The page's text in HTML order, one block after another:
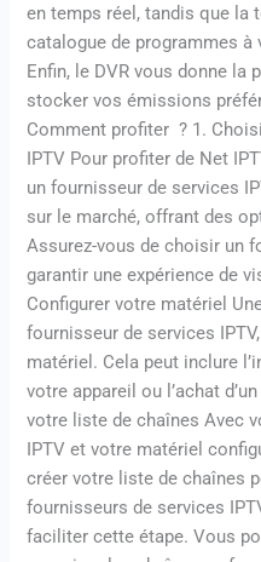
en temps réel, tandis que la
catalogue de programmes à
Enfin, le DVR vous donne la
stocker vos émissions
Comment profiter ? 1.
IPTV Pour profiter de Net
un fournisseur de services
sur le marché, offrant des
Assurez-vous de choisir un
garantir une expérience de
Configurer votre matériel
fournisseur de services
matériel. Cela peut inclure
votre appareil ou l’achat
votre liste de chaînes Avec
IPTV et votre matériel
créer votre liste de chaînes
fournisseurs de services
faciliter cette étape. Vous